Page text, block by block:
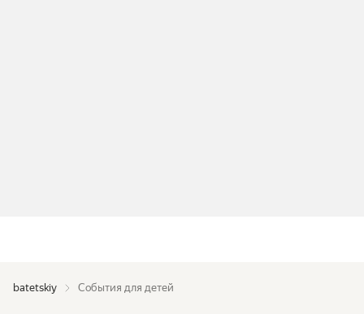
batetskiy События для детей